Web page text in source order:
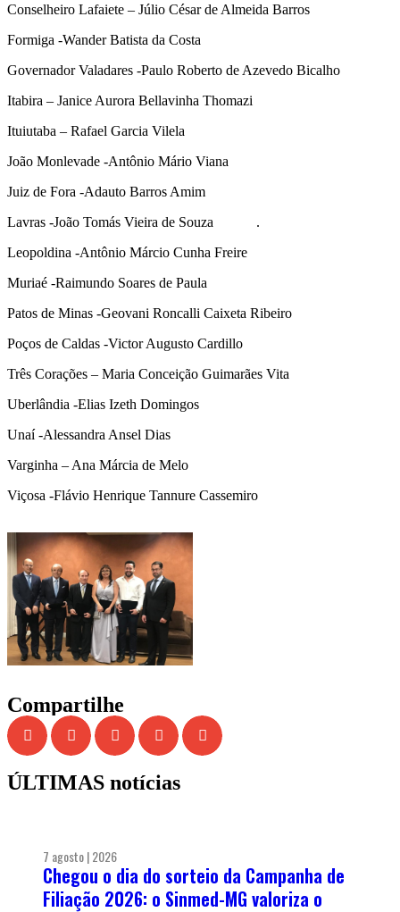
Conselheiro Lafaiete – Júlio César de Almeida Barros
Formiga -Wander Batista da Costa
Governador Valadares -Paulo Roberto de Azevedo Bicalho
Itabira – Janice Aurora Bellavinha Thomazi
Ituiutaba – Rafael Garcia Vilela
João Monlevade -Antônio Mário Viana
Juiz de Fora -Adauto Barros Amim
Lavras -João Tomás Vieira de Souza .
Leopoldina -Antônio Márcio Cunha Freire
Muriaé -Raimundo Soares de Paula
Patos de Minas -Geovani Roncalli Caixeta Ribeiro
Poços de Caldas -Victor Augusto Cardillo
Três Corações – Maria Conceição Guimarães Vita
Uberlândia -Elias Izeth Domingos
Unaí -Alessandra Ansel Dias
Varginha – Ana Márcia de Melo
Viçosa -Flávio Henrique Tannure Cassemiro
Compartilhe
ÚLTIMAS notícias
7 agosto | 2026
Chegou o dia do sorteio da Campanha de
Filiação 2026: o Sinmed-MG valoriza o